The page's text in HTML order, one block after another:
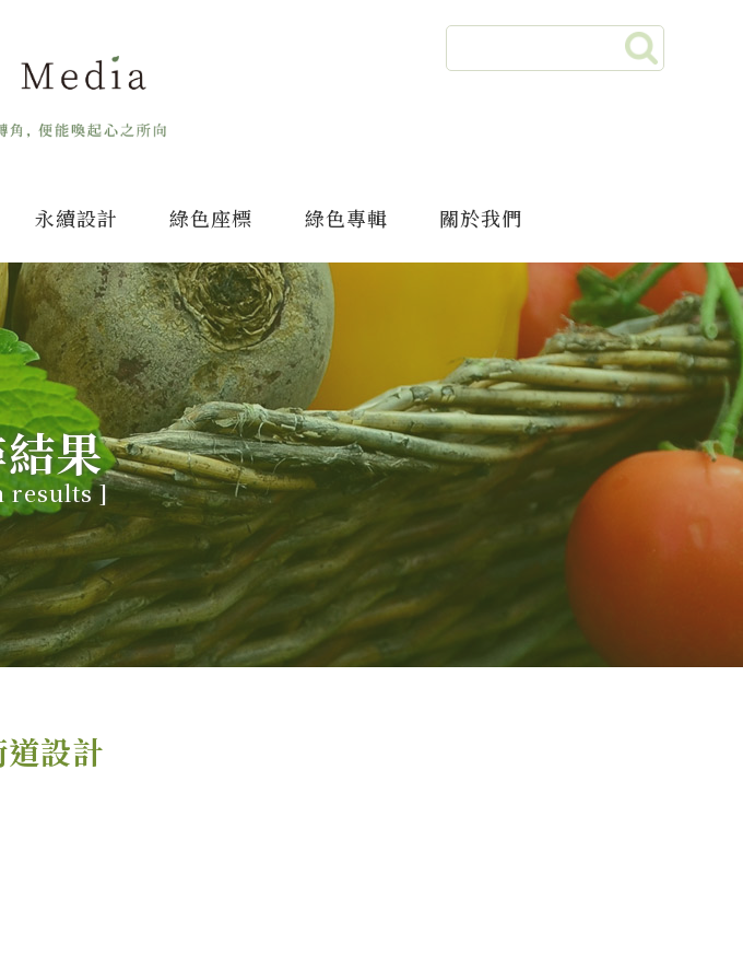
永續設計 綠色座標 綠色專輯 關於我們
果
results]
道設計